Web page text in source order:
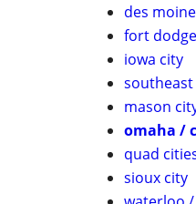
des
fort dodge
iowa city
southeast
mason
omaha /
quad
sioux city